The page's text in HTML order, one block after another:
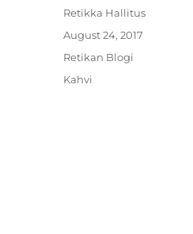
Author
Retikka Hallitus
Posted
August 24, 2017
Categories
Retikan Blogi
Tags
Kahvi